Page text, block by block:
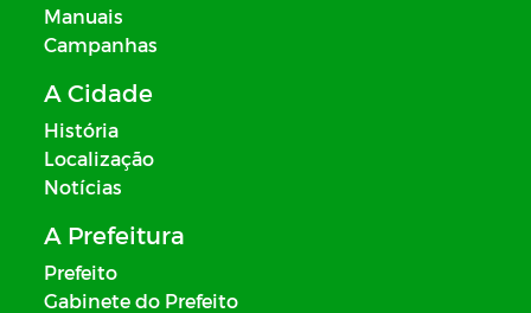
Manuais
Campanhas
A Cidade
História
Localização
Notícias
A Prefeitura
Prefeito
Gabinete do Prefeito